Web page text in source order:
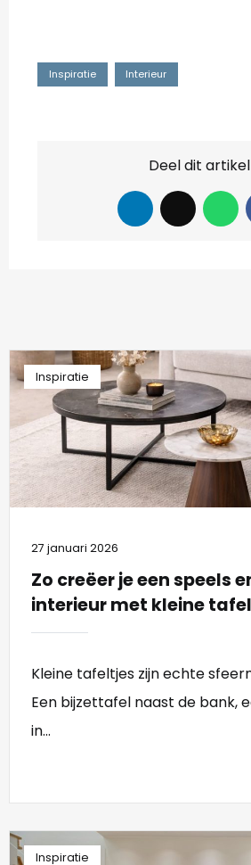
Inspiratie Interieur
Deel dit artikel
Inspiratie
27 januari 2026
Zo creëer je een speels
interieur met kleine
Kleine tafeltjes zijn echte
Een bijzettafel naast de bank,
in...
Inspiratie